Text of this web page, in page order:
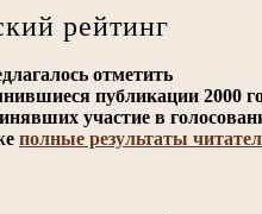
рейтинг
отметить
публикации 2000
участие в
полные результаты